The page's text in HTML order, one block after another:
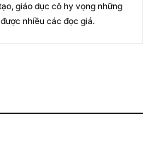
giáo dục cô hy vọng những
nhiều các đọc giả.